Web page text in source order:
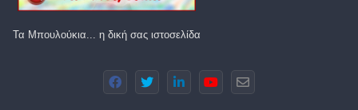
Τα Μπουλούκια... η δική σας ιστοσελίδα